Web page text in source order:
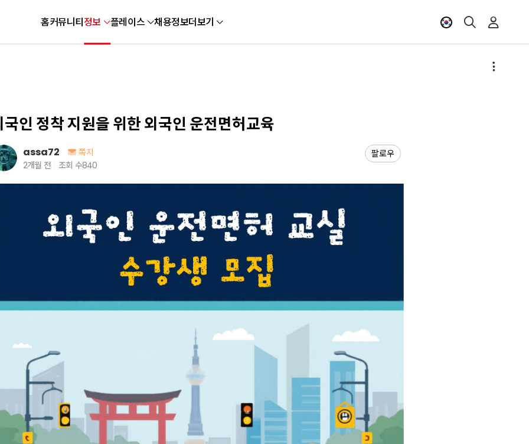
홈커뮤니티정보 플레이스 채용정보더보기
국인 정착 지원을 위한 외국인 운전면허교육
assa72
쪽지
2개월 전
조회 수840
팔로우